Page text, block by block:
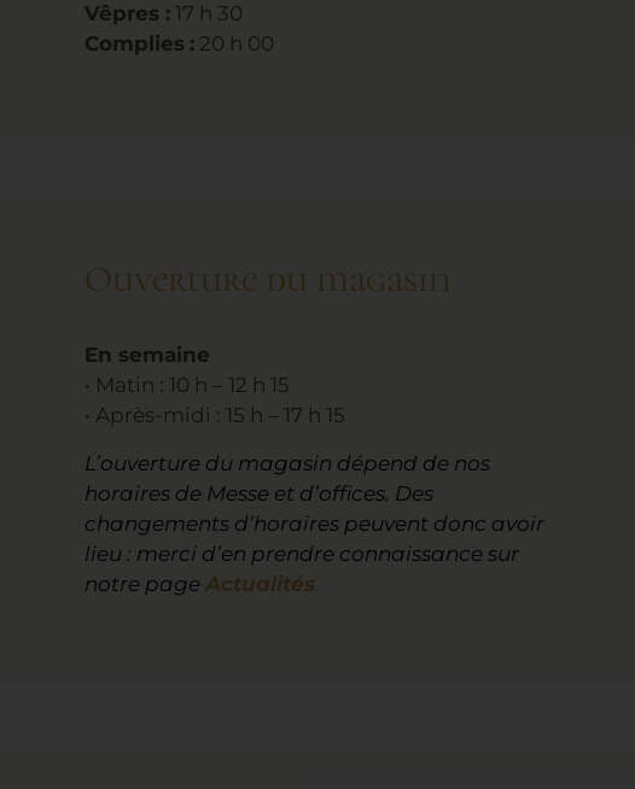
Vêpres : 17 h 30
Complies : 20 h 00
Ouverture du magasin
En semaine
• Matin : 10 h – 12 h 15
• Après-midi : 15 h – 17 h 15
L’ouverture du magasin dépend de nos
horaires de Messe et d’offices. Des
changements d’horaires peuvent donc avoir
lieu : merci d’en prendre connaissance sur
notre page Actualités